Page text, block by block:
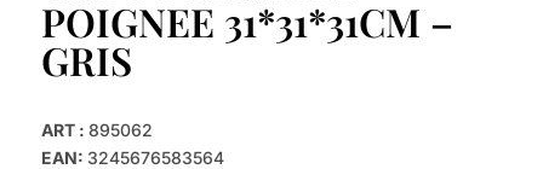
POIGNEE 31*31*31CM –
GRIS
ART : 895062
EAN: 3245676583564